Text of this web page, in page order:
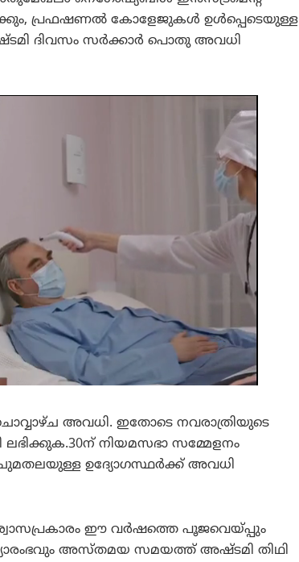
പ്രഫഷണൽ കോളേജുകൾ ഉൾപ്പെടെയുള്ള
ദിവസം സർക്കാർ പൊതു അവധി
അവധി. ഇതോടെ നവരാത്രിയുടെ
നിയമസഭാ സമ്മേളനം
ചുമതലയുള്ള ഉദ്യോഗസ്ഥർക്ക് അവധി
ഈ വർഷത്തെ പൂജവെയ്പ്പും
അസ്തമയ സമയത്ത് അഷ്‌ടമി തിഥി